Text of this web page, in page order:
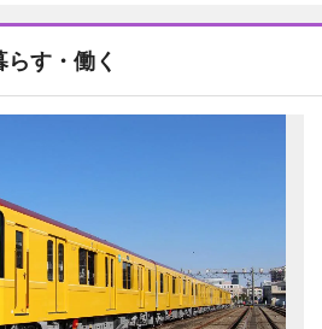
らす・働く